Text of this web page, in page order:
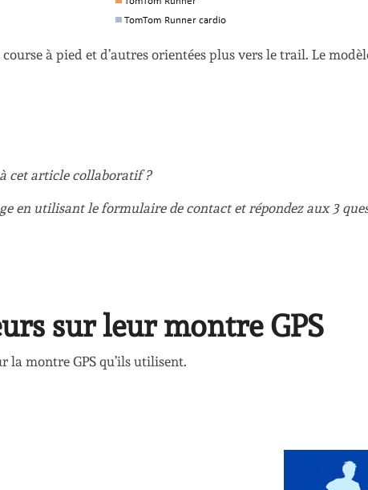
à pied et d’autres orientées plus vers le trail. Le
cet article collaboratif ?
en utilisant le formulaire de contact et répondez aux 3
sur leur montre GPS
la montre GPS qu’ils utilisent.